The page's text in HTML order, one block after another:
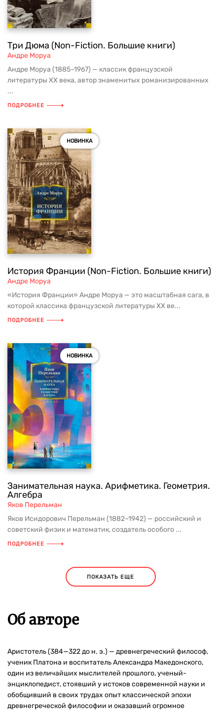
Три Дюма (Non-Fiction. Большие книги)
Андре Моруа
Андре Моруа (1885–1967) — классик французской
литературы XX века, автор знаменитых романизированных
...
ПОДРОБНЕЕ
НОВИНКА
История Франции (Non-Fiction. Большие книги)
Андре Моруа
«История Франции» Андре Моруа — это масштабная сага, в
которой классика французской литературы XX ве...
ПОДРОБНЕЕ
НОВИНКА
Занимательная наука. Арифметика. Геометрия.
Алгебра
Яков Перельман
Яков Исидорович Перельман (1882–1942) — российский и
советский физик и математик, создатель особого ...
ПОДРОБНЕЕ
ПОКАЗАТЬ ЕЩЕ
Об авторе
Аристотель (384—322 до н. э.) — древнегреческий философ,
ученик Платона и воспитатель Александра Македонского,
один из величайших мыслителей прошлого, ученый-
энциклопедист, стоявший у истоков современной науки и
обобщивший в своих трудах опыт классической эпохи
древнегреческой философии и оказавший огромное